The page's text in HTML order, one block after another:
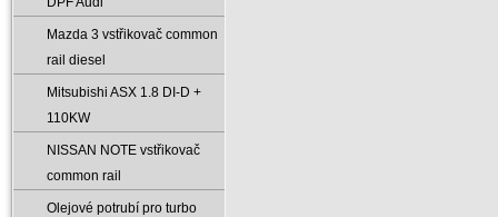
Mazda 3 vstřikovač common
rail diesel
Mitsubishi ASX 1.8 DI-D +
110KW
NISSAN NOTE vstřikovač
common rail
Olejové potrubí pro turbo